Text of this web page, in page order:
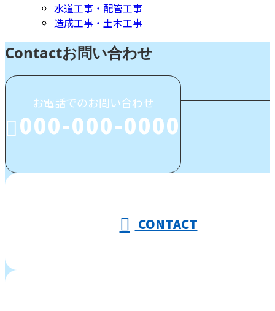
水道工事・配管工事
造成工事・土木工事
Contactお問い合わせ
お電話でのお問い合わせ
000-000-0000
CONTACT